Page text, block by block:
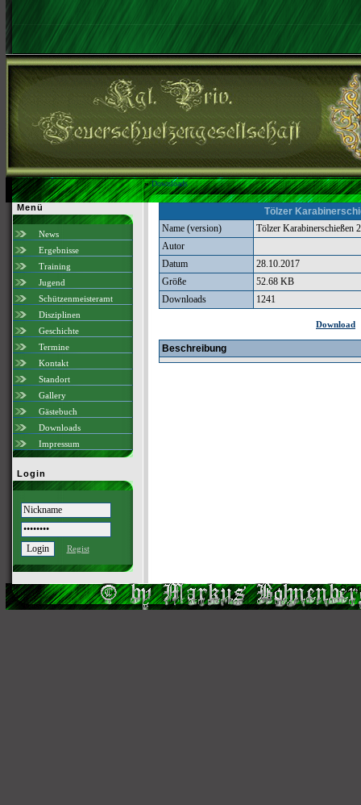
»Downloads
Menü
News
Ergebnisse
Training
Jugend
Schützenmeisteramt
Disziplinen
Geschichte
Termine
Kontakt
Standort
Gallery
Gästebuch
Downloads
Impressum
Login
Regist
Tölzer
Name (version)
Tölzer Karabinerschießen
Autor
Datum
28.10.2017
Größe
52.68 KB
Downloads
1241
Download
Beschreibung